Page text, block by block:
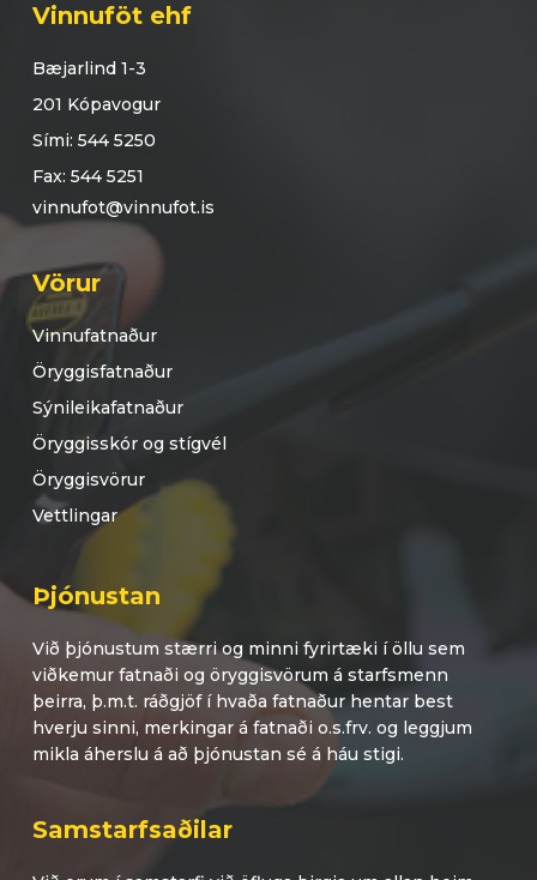
Vinnuföt ehf
Bæjarlind 1-3
201 Kópavogur
Sími: 544 5250
Fax: 544 5251
vinnufot@vinnufot.is
Vörur
Vinnufatnaður
Öryggisfatnaður
Sýnileikafatnaður
Öryggisskór og stígvél
Öryggisvörur
Vettlingar
Þjónustan
Við þjónustum stærri og minni fyrirtæki í öllu sem
viðkemur fatnaði og öryggisvörum á starfsmenn
þeirra, þ.m.t. ráðgjöf í hvaða fatnaður hentar best
hverju sinni, merkingar á fatnaði o.s.frv. og leggjum
mikla áherslu á að þjónustan sé á háu stigi.
Samstarfsaðilar